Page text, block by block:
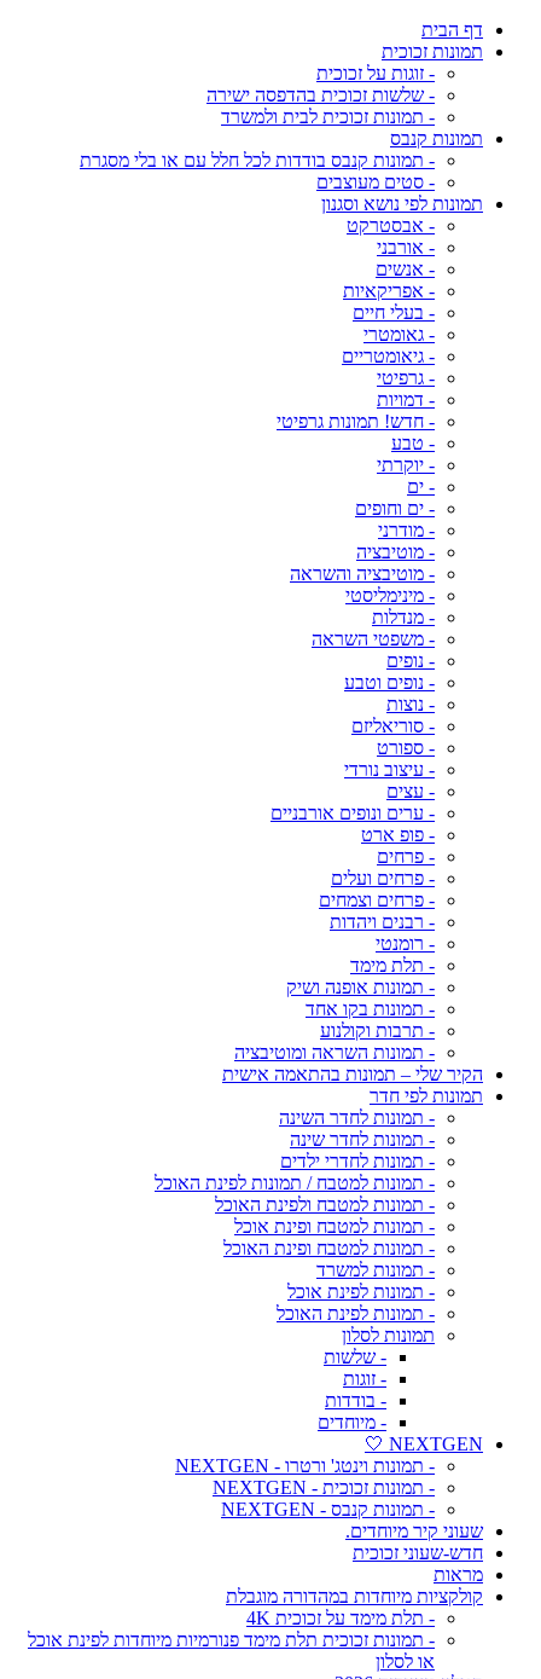
דף הבית
תמונות זכוכית
- זוגות על זכוכית
- שלשות זכוכית בהדפסה ישירה
- תמונות זכוכית לבית ולמשרד
תמונות קנבס
- תמונות קנבס בודדות לכל חלל עם או בלי מסגרת
- סטים מעוצבים
תמונות לפי נושא וסגנון
- אבסטרקט
- אורבני
- אנשים
- אפריקאיות
- בעלי חיים
- גאומטרי
- גיאומטריים
- גרפיטי
- דמויות
- חדש! תמונות גרפיטי
- טבע
- יוקרתי
- ים
- ים וחופים
- מודרני
- מוטיבציה
- מוטיבציה והשראה
- מינימליסטי
- מנדלות
- משפטי השראה
- נופים
- נופים וטבע
- נוצות
- סוריאליזם
- ספורט
- עיצוב נורדי
- עצים
- ערים ונופים אורבניים
- פופ ארט
- פרחים
- פרחים ועלים
- פרחים וצמחים
- רבנים ויהדות
- רומנטי
- תלת מימד
- תמונות אופנה ושיק
- תמונות בקו אחד
- תרבות וקולנוע
- תמונות השראה ומוטיבציה
הקיר שלי – תמונות בהתאמה אישית
תמונות לפי חדר
- תמונות לחדר השינה
- תמונות לחדר שינה
- תמונות לחדרי ילדים
- תמונות למטבח / תמונות לפינת האוכל
- תמונות למטבח ולפינת האוכל
- תמונות למטבח ופינת אוכל
- תמונות למטבח ופינת האוכל
- תמונות למשרד
- תמונות לפינת אוכל
- תמונות לפינת האוכל
תמונות לסלון
- שלשות
- זוגות
- בודדות
- מיוחדים
NEXTGEN 🤍
- תמונות וינטג' ורטרו - NEXTGEN
- תמונות זכוכית - NEXTGEN
- תמונות קנבס - NEXTGEN
שעוני קיר מיוחדים.
חדש-שעוני זכוכית
מראות
קולקציות מיוחדות במהדורה מוגבלת
- תלת מימד על זכוכית 4K
- תמונות זכוכית תלת מימד פנורמיות מיוחדות לפינת אוכל
או לסלון